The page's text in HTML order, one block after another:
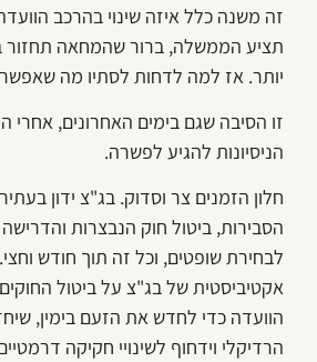
זה משנה כלל איזה שינוי בהרכב
תציע הממשלה, ברור שהמחאה תחזור
יותר. אז למה לדחות לסתיו מה
זו הסיבה שגם בימים האחרונים, אחרי
הניסיונות להגיע לפשרה.
חלון הזמנים צר וסדוק. בג"צ ידון
הסבירות, ביטול חוק הנבצרות והדרישה
לבחירת שופטים, וכל זה תוך חודש
אקטיביסטית של בג"צ על ביטול
הוועדה כדי לחדש את הזעם בימין,
הרדיקלי וידחוף לשינויי חקיקה